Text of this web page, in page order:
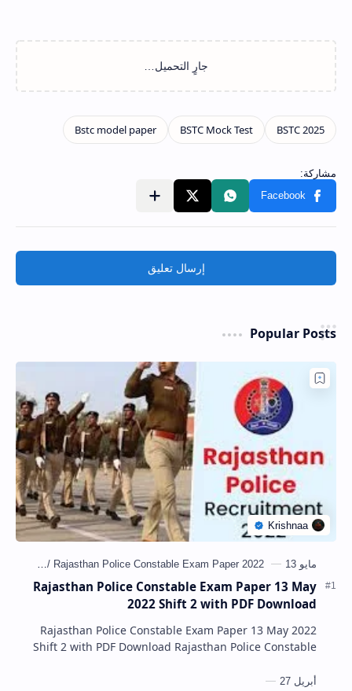
إرسال تعليق
Popular Posts
Rajasthan Police Constable Exam Paper 13 May
2022 Shift 2 with PDF Download
Rajasthan Police Constable Exam Paper 13 May 2022
Shift 2 with PDF Download Rajasthan Police Constable